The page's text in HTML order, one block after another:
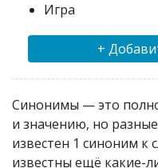
Игра
+
Синонимы — это
и значению, но
известен 1 синоним к
известны ещё какие-